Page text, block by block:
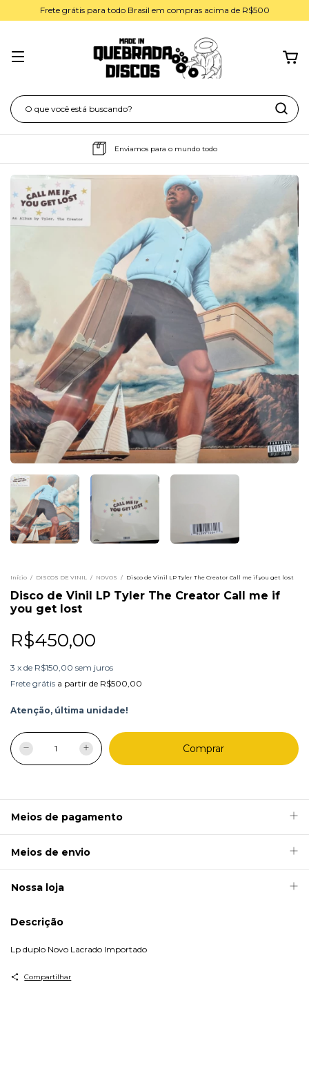
Frete grátis para todo Brasil em compras acima de R$500
Enviamos para o mundo todo
Início / DISCOS DE VINIL / NOVOS / Disco de Vinil LP Tyler The Creator Call me if you get lost
Disco de Vinil LP Tyler The Creator Call me if
you get lost
R$450,00
3 x de R$150,00 sem juros
Frete grátis a partir de R$500,00
Atenção, última unidade!
Meios de pagamento
Meios de envio
Nossa loja
Descrição
Lp duplo Novo Lacrado Importado
Compartilhar